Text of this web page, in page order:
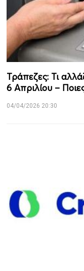
Τράπεζες: Τι
6 Απριλίου –
04/04/2026 20:30